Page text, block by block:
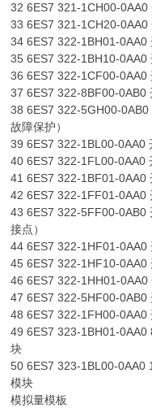
32 6ES7 321-1CH00-0AA0
33 6ES7 321-1CH20-0AA0
34 6ES7 322-1BH01-0AA0
35 6ES7 322-1BH10-0AA0
36 6ES7 322-1CF00-0AA0
37 6ES7 322-8BF00-0AB0
38 6ES7 322-5GH00-0AB0
故障保护）
39 6ES7 322-1BL00-0AA0
40 6ES7 322-1FL00-0AA0
41 6ES7 322-1BF01-0AA0
42 6ES7 322-1FF01-0AA0
43 6ES7 322-5FF00-0AB0
接点）
44 6ES7 322-1HF01-0AA0
45 6ES7 322-1HF10-0AA0
46 6ES7 322-1HH01-
47 6ES7 322-5HF00-0AB0
48 6ES7 322-1FH00-0AA0
49 6ES7 323-1BH01-0AA0
块
50 6ES7 323-1BL00-0AA0
模块
模拟量模板